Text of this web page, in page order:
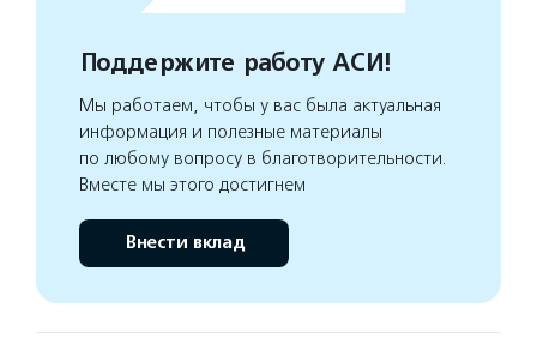
Поддержите работу АСИ!
Мы работаем, чтобы у вас была актуальная
информация и полезные материалы
по любому вопросу в благотворительности.
Вместе мы этого достигнем
Внести вклад